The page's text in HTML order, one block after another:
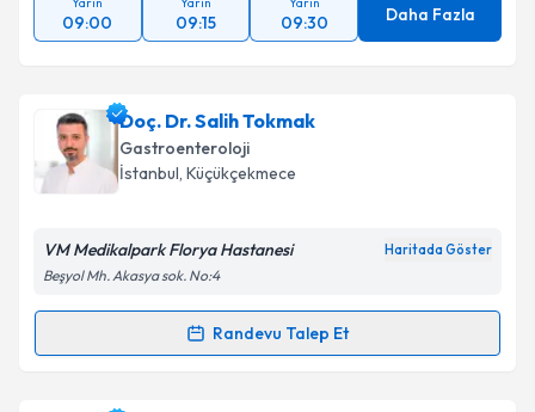
09:00 09:15 09:30 Daha Fazla
Doç. Dr. Salih Tokmak
Gastroenteroloji
İstanbul, Küçükçekmece
VM Medikalpark Florya Hastanesi Haritada Göster
Beşyol Mh. Akasya sok. No:4
Randevu Talep Et
Randevu Takvimi Talebi